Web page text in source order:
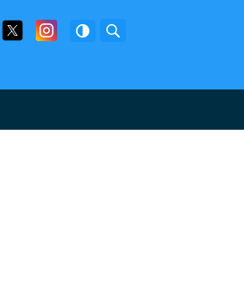
Facebook
Twitter Facebook